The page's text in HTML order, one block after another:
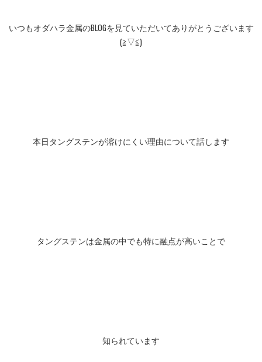
いつもオダハラ金属のBLOGを見ていただいてありがとうございます
(≧▽≦)
本日タングステンが溶けにくい理由について話します
タングステンは金属の中でも特に融点が高いことで
知られています